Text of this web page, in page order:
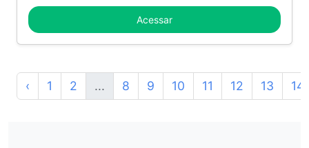
Acessar
‹ 1 2 ... 8 9 10 11 12 13 14